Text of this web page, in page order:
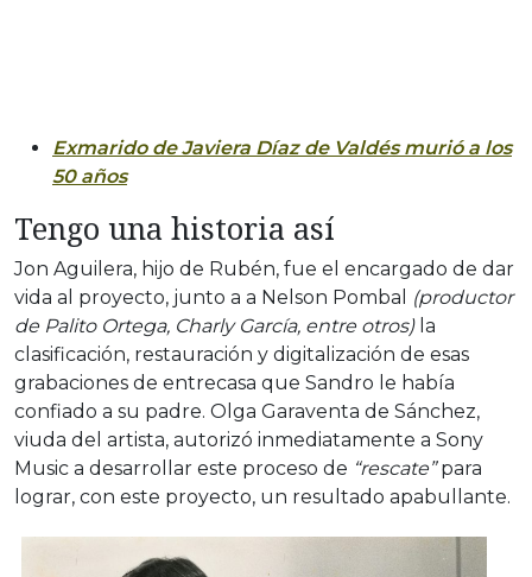
Exmarido de Javiera Díaz de Valdés murió a los
50 años
Tengo una historia así
Jon Aguilera, hijo de Rubén, fue el encargado de dar
vida al proyecto, junto a a Nelson Pombal
(productor
de Palito Ortega, Charly García, entre otros)la
clasificación, restauración y digitalización de esas
grabaciones de entrecasa que Sandro le había
confiado a su padre. Olga Garaventa de Sánchez,
viuda del artista, autorizó inmediatamente a Sony
Music a desarrollar este proceso de “rescate”para
lograr, con este proyecto, un resultado apabullante.